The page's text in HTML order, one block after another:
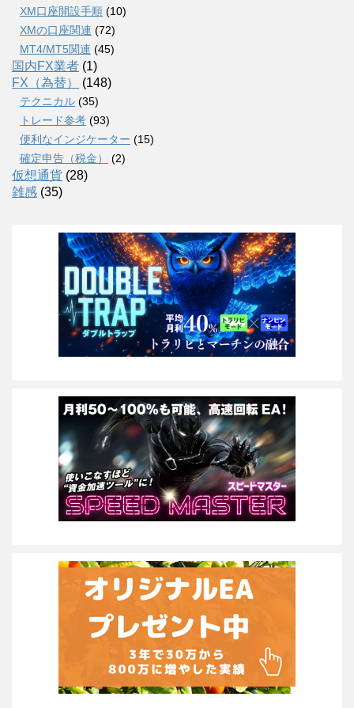
XM口座開設手順 (10)
XMの口座関連 (72)
MT4/MT5関連 (45)
国内FX業者 (1)
FX（為替）
(148)
テクニカル (35)
トレード参考 (93)
便利なインジケーター (15)
確定申告（税金）
(2)
仮想通貨 (28)
雑感 (35)